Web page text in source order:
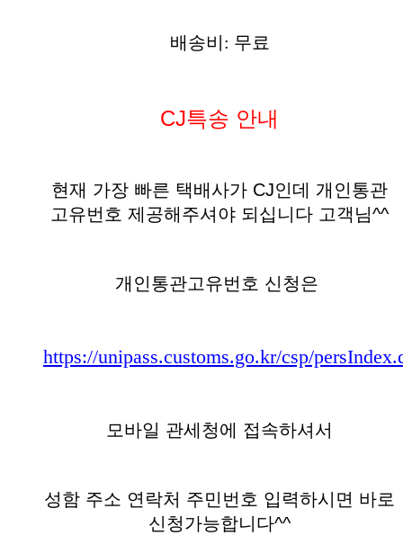
배송비: 무료
CJ특송 안내
현재 가장 빠른 택배사가 CJ인데 개인통관
고유번호 제공해주셔야 되십니다 고객님^^
개인통관고유번호 신청은
https://unipass.customs.go.kr/csp/
모바일 관세청에 접속하셔서
성함 주소 연락처 주민번호 입력하시면 바로
신청가능합니다^^